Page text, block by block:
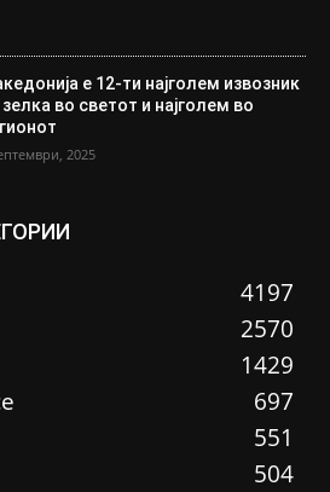
е 12-ти најголем извозник
зелка во светот и најголем во
2025
4197
2570
1429
697
551
504